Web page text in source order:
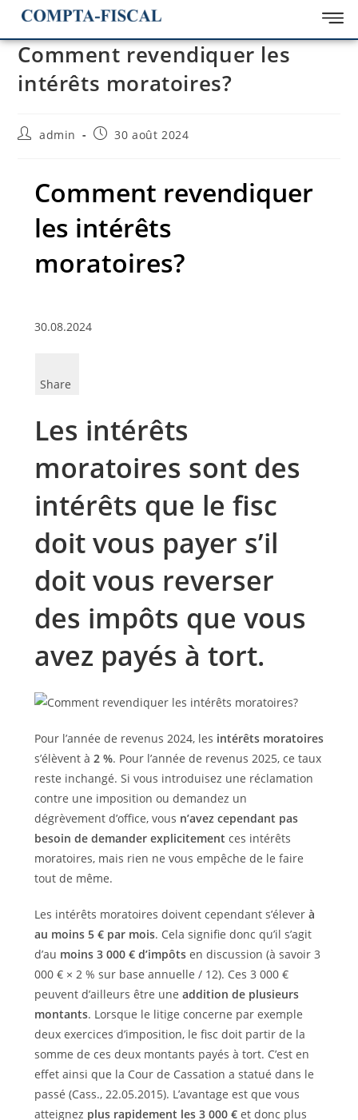
Comment revendiquer les
intérêts moratoires?
admin 30 août 2024
Comment revendiquer
les intérêts
moratoires?
30.08.2024
Share
Les intérêts
moratoires sont des
intérêts que le fisc
doit vous payer s’il
doit vous reverser
des impôts que vous
avez payés à tort.
Pour l’année de revenus 2024, les intérêts moratoires
s’élèvent à 2 %. Pour l’année de revenus 2025, ce taux
reste inchangé. Si vous introduisez une réclamation
contre une imposition ou demandez un
dégrèvement d’office, vous n’avez cependant pas
besoin de demander explicitement ces intérêts
moratoires, mais rien ne vous empêche de le faire
tout de même.
Les intérêts moratoires doivent cependant s’élever à
au moins 5 € par mois. Cela signifie donc qu’il s’agit
d’au moins 3 000 € d’impôts en discussion (à savoir 3
000 € × 2 % sur base annuelle / 12). Ces 3 000 €
peuvent d’ailleurs être une addition de plusieurs
montants. Lorsque le litige concerne par exemple
deux exercices d’imposition, le fisc doit partir de la
somme de ces deux montants payés à tort. C’est en
effet ainsi que la Cour de Cassation a statué dans le
passé (Cass., 22.05.2015). L’avantage est que vous
atteignez plus rapidement les 3 000 € et donc plus